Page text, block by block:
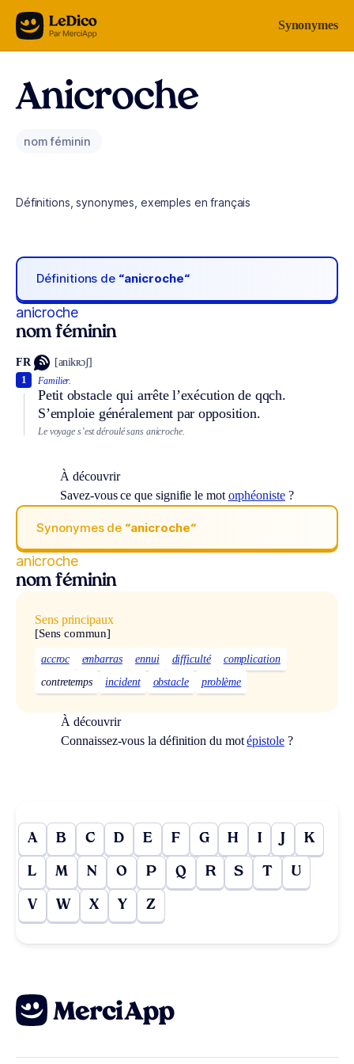
Aller au contenu Synonymes
Anicroche
nom féminin
Définitions, synonymes, exemples en français
Définitions de “anicroche“
anicroche
nom féminin
FR [anikʀɔʃ]
Familier.
Petit obstacle qui arrête l’exécution de qqch.
S’emploie généralement par opposition.
1
Le voyage s’est déroulé sans anicroche.
À découvrir
Savez-vous ce que signifie le mot orphéoniste?
Synonymes de “anicroche“
anicroche
nom féminin
Sens principaux
[Sens commun]
accroc embarras ennui difficulté
complication
contretemps
incident obstacle problème
À découvrir
Connaissez-vous la définition du motépistole?
A B C D E F G H I J K
L M N O P Q R S T U
V W X Y Z